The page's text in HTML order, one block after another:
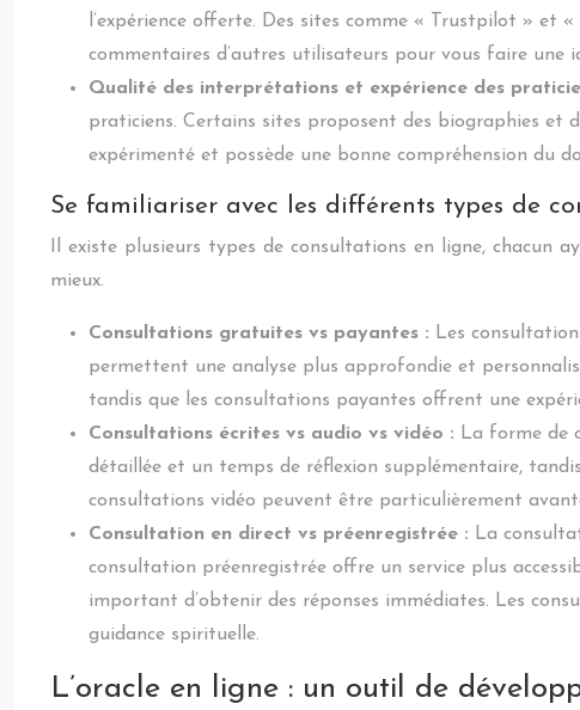
l’expérience offerte. Des sites comme « Trustpilot » et
commentaires d’autres utilisateurs pour vous faire
Qualité des interprétations et expérience des
praticiens. Certains sites proposent des biographies et
expérimenté et possède une bonne compréhension du
Se familiariser avec les différents types de
Il existe plusieurs types de consultations en ligne,
mieux.
Consultations gratuites vs payantes : Les
permettent une analyse plus approfondie et
tandis que les consultations payantes offrent une
Consultations écrites vs audio vs vidéo : La forme de
détaillée et un temps de réflexion supplémentaire,
consultations vidéo peuvent être particulièrement
Consultation en direct vs préenregistrée : La
consultation préenregistrée offre un service plus
important d’obtenir des réponses immédiates. Les
guidance spirituelle.
L’oracle en ligne : un outil de